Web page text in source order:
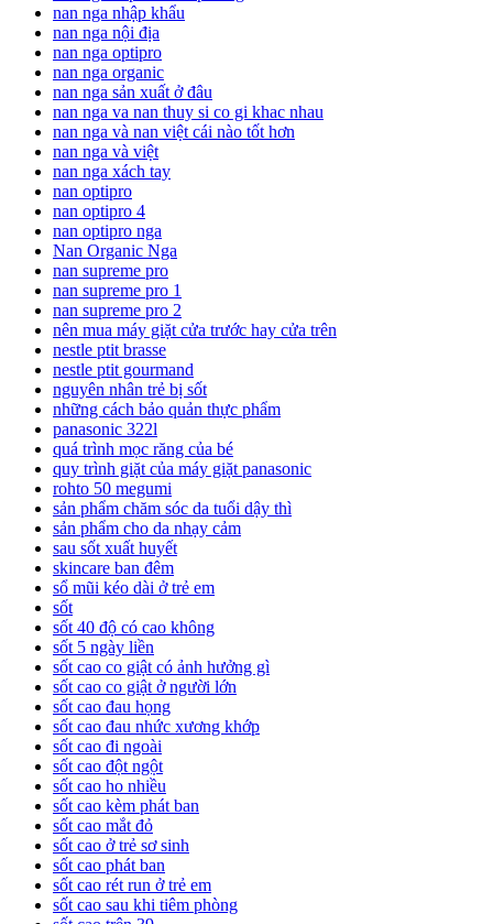
nan nga nhập khẩu
nan nga nội địa
nan nga optipro
nan nga organic
nan nga sản xuất ở đâu
nan nga va nan thuy si co gi khac nhau
nan nga và nan việt cái nào tốt hơn
nan nga và việt
nan nga xách tay
nan optipro
nan optipro 4
nan optipro nga
Nan Organic Nga
nan supreme pro
nan supreme pro 1
nan supreme pro 2
nên mua máy giặt cửa trước hay cửa trên
nestle ptit brasse
nestle ptit gourmand
nguyên nhân trẻ bị sốt
những cách bảo quản thực phẩm
panasonic 322l
quá trình mọc răng của bé
quy trình giặt của máy giặt panasonic
rohto 50 megumi
sản phẩm chăm sóc da tuổi dậy thì
sản phẩm cho da nhạy cảm
sau sốt xuất huyết
skincare ban đêm
sổ mũi kéo dài ở trẻ em
sốt
sốt 40 độ có cao không
sốt 5 ngày liền
sốt cao co giật có ảnh hưởng gì
sốt cao co giật ở người lớn
sốt cao đau họng
sốt cao đau nhức xương khớp
sốt cao đi ngoài
sốt cao đột ngột
sốt cao ho nhiều
sốt cao kèm phát ban
sốt cao mắt đỏ
sốt cao ở trẻ sơ sinh
sốt cao phát ban
sốt cao rét run ở trẻ em
sốt cao sau khi tiêm phòng